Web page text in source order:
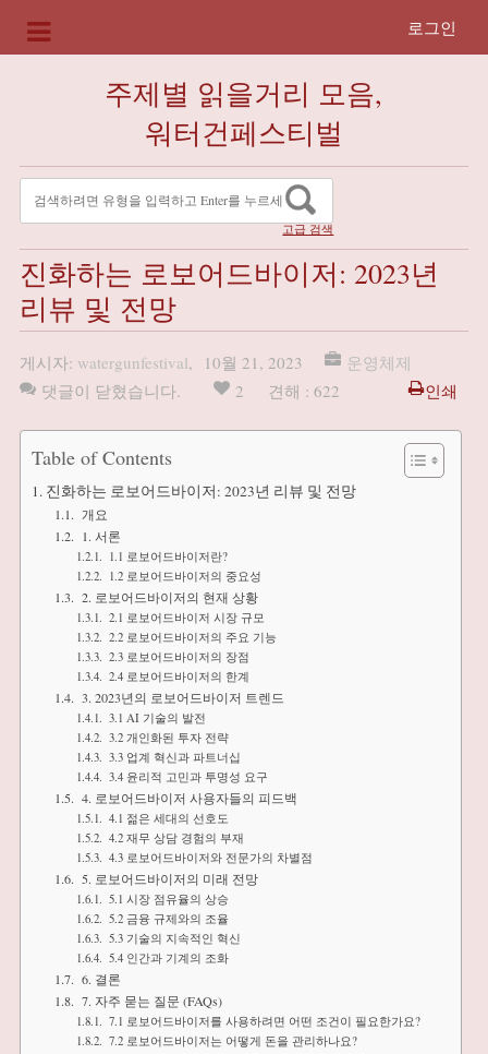
로그인
주제별 읽을거리 모음,
워터건페스티벌
고급 검색
진화하는 로보어드바이저: 2023년
리뷰 및 전망
게시자: watergunfestival, 10월 21, 2023
운영체제
댓글이 닫혔습니다.
2 견해 : 622 인쇄
Table of Contents
진화하는 로보어드바이저: 2023년 리뷰 및 전망
개요
1. 서론
1.1 로보어드바이저란?
1.2 로보어드바이저의 중요성
2. 로보어드바이저의 현재 상황
2.1 로보어드바이저 시장 규모
2.2 로보어드바이저의 주요 기능
2.3 로보어드바이저의 장점
2.4 로보어드바이저의 한계
3. 2023년의 로보어드바이저 트렌드
3.1 AI 기술의 발전
3.2 개인화된 투자 전략
3.3 업계 혁신과 파트너십
3.4 윤리적 고민과 투명성 요구
4. 로보어드바이저 사용자들의 피드백
4.1 젊은 세대의 선호도
4.2 재무 상담 경험의 부재
4.3 로보어드바이저와 전문가의 차별점
5. 로보어드바이저의 미래 전망
5.1 시장 점유율의 상승
5.2 금융 규제와의 조율
5.3 기술의 지속적인 혁신
5.4 인간과 기계의 조화
6. 결론
7. 자주 묻는 질문 (FAQs)
7.1 로보어드바이저를 사용하려면 어떤 조건이 필요한가요?
7.2 로보어드바이저는 어떻게 돈을 관리하나요?